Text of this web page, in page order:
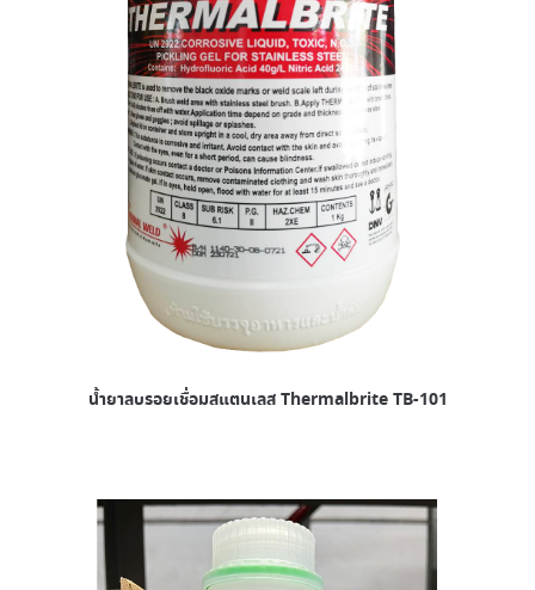
น้ำยาลบรอยเชื่อมสแตนเลส Thermalbrite TB-101